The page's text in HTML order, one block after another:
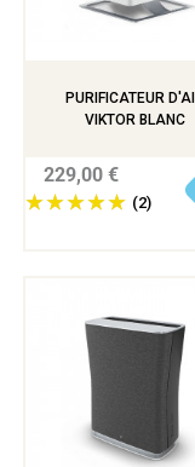
PURIFICATEUR
VIKTOR BLANC
(2)
229,00 €